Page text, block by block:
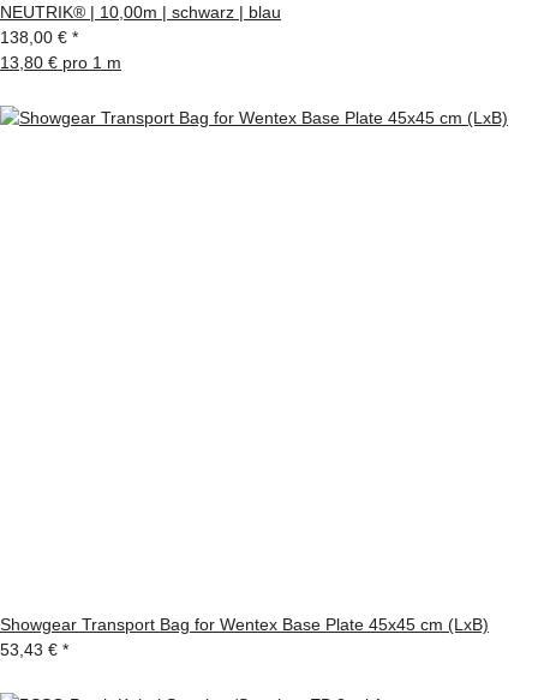
NEUTRIK® | 10,00m | schwarz | blau
138,00 € *
13,80 € pro 1 m
Showgear Transport Bag for Wentex Base Plate 45x45 cm (LxB)
53,43 € *